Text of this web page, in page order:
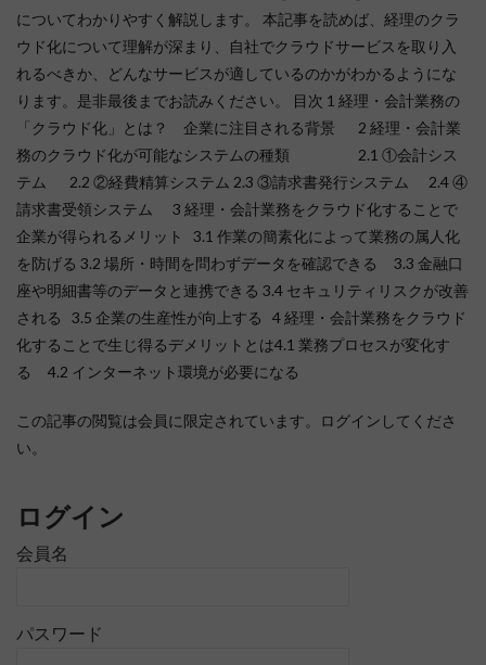
についてわかりやすく解説します。 本記事を読めば、経理のクラ
ウド化について理解が深まり、自社でクラウドサービスを取り入
れるべきか、どんなサービスが適しているのかがわかるようにな
ります。是非最後までお読みください。 目次 1 経理・会計業務の
「クラウド化」とは？ 企業に注目される背景 2 経理・会計業
務のクラウド化が可能なシステムの種類 2.1 ①会計シス
テム 2.2 ②経費精算システム 2.3 ③請求書発行システム 2.4 ④
請求書受領システム 3 経理・会計業務をクラウド化することで
企業が得られるメリット 3.1 作業の簡素化によって業務の属人化
を防げる 3.2 場所・時間を問わずデータを確認できる 3.3 金融口
座や明細書等のデータと連携できる 3.4 セキュリティリスクが改善
される 3.5 企業の生産性が向上する 4 経理・会計業務をクラウド
化することで生じ得るデメリットとは4.1 業務プロセスが変化す
る 4.2 インターネット環境が必要になる
この記事の閲覧は会員に限定されています。ログインしてくださ
い。
ログイン
会員名
パスワード